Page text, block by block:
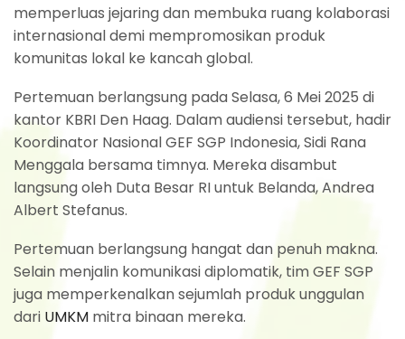
memperluas jejaring dan membuka ruang kolaborasi
internasional demi mempromosikan produk
komunitas lokal ke kancah global.
Pertemuan berlangsung pada Selasa, 6 Mei 2025 di
kantor KBRI Den Haag. Dalam audiensi tersebut, hadir
Koordinator Nasional GEF SGP Indonesia, Sidi Rana
Menggala bersama timnya. Mereka disambut
langsung oleh Duta Besar RI untuk Belanda, Andrea
Albert Stefanus.
Pertemuan berlangsung hangat dan penuh makna.
Selain menjalin komunikasi diplomatik, tim GEF SGP
juga memperkenalkan sejumlah produk unggulan
dari UMKM mitra binaan mereka.